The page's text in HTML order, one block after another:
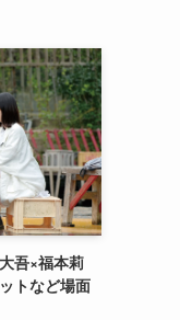
吾×福本莉
トなど場面